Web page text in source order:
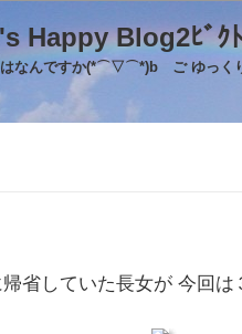
Happy
はなんですか(*⌒▽⌒*)b ご ゆっく
省していた長女が 今回